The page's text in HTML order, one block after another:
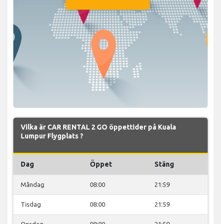
Vilka är CAR RENTAL 2 GO öppettider på Kuala
Lumpur Flygplats ?
Dag Öppet Stäng
Måndag 08:00 21:59
Tisdag 08:00 21:59